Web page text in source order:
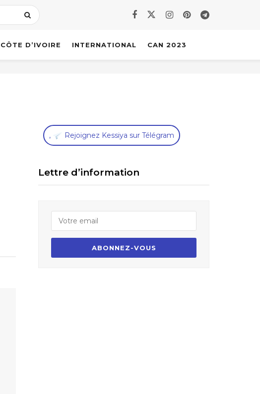
CÔTE D’IVOIRE INTERNATIONAL CAN 2023
, Rejoignez Kessiya sur Télégram
Lettre d’information